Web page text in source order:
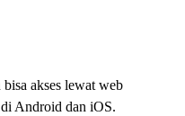
akses lewat web
Android dan iOS.